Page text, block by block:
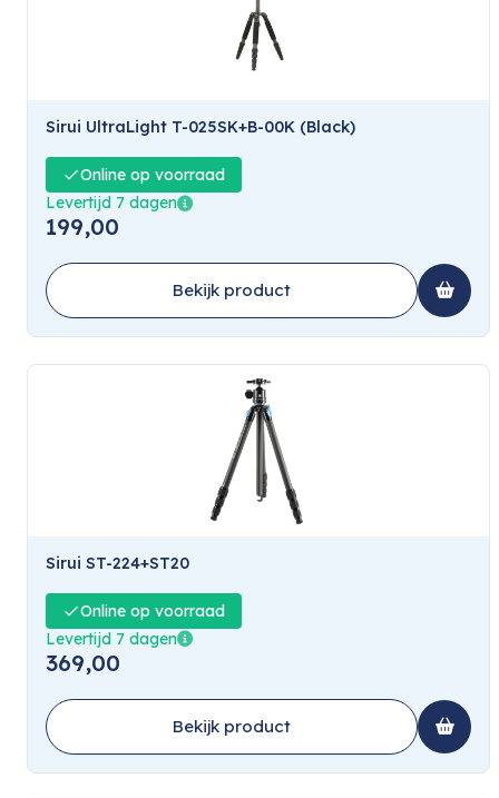
Sirui UltraLight T-025SK+B-00K (Black)
Online op voorraad
Levertijd 7 dagen
199,00
Bekijk product
Sirui ST-224+ST20
Online op voorraad
Levertijd 7 dagen
369,00
Bekijk product